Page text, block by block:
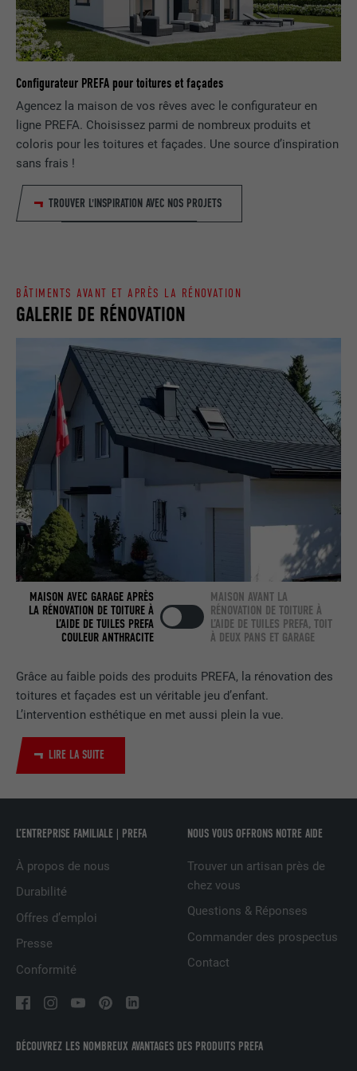
Configurateur PREFA pour toitures et façades
Agencez la maison de vos rêves avec le configurateur en
ligne PREFA. Choisissez parmi de nombreux produits et
coloris pour les toitures et façades. Une source d’inspiration
sans frais !
TROUVER L'INSPIRATION AVEC NOS PROJETS
Grâce au faible poids des produits PREFA, la rénovation des
toitures et façades est un véritable jeu d’enfant.
L’intervention esthétique en met aussi plein la vue.
LIRE LA SUITE
GALERIE DE RÉNOVATION
BÂTIMENTS AVANT ET APRÈS LA RÉNOVATION
MAISON AVEC GARAGE APRÈS
LA RÉNOVATION DE TOITURE À
L’AIDE DE TUILES PREFA
COULEUR ANTHRACITE
MAISON AVANT LA
RÉNOVATION DE TOITURE À
L’AIDE DE TUILES PREFA, TOIT
À DEUX PANS ET GARAGE
DÉCOUVREZ LES NOMBREUX AVANTAGES DES PRODUITS PREFA
L’ENTREPRISE FAMILIALE | PREFA
À propos de nous
Durabilité
Offres d’emploi
Presse
Conformité
NOUS VOUS OFFRONS NOTRE AIDE
Trouver un artisan près de
chez vous
Questions & Réponses
Commander des prospectus
Contact
EXPIRATION 1 jour
UTILITÉ
Enregistre un identifiant unique utilisé
sur la manière dont l'utilisateur utilise le
site Internet.
NOM
FOURNISSEUR Google Optimize
UTILITÉ
autorise l'utilisation de cookies. Ne
contient aucun élément d'identification.
NOM lang
FOURNISSEUR ads.linkedin.com
EXPIRATION Session
UTILITÉ
Enregistre la langue choisie par
NOM lang
EXPIRATION Session
UTILITÉ
nous » intégrée.
NOM bcookie
FOURNISSEUR LinkedIn
EXPIRATION
UTILITÉ
Utilisé par le service de réseau social
LinkedIn pour suivre l'utilisation de
services intégrés.
NOM bscookie
EXPIRATION
UTILITÉ
Utilisé par le service de réseau social
EXPIRATION
UTILITÉ
Est utilisé pour suivre l'utilisateur sur
plusieurs sites Internet afin d'afficher de
la publicité adaptée aux préférences de